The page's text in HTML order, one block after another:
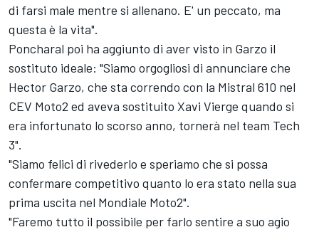
di farsi male mentre si allenano. E' un peccato, ma
questa è la vita".
Poncharal poi ha aggiunto di aver visto in Garzo il
sostituto ideale: "Siamo orgogliosi di annunciare che
Hector Garzo, che sta correndo con la Mistral 610 nel
CEV Moto2 ed aveva sostituito Xavi Vierge quando si
era infortunato lo scorso anno, tornerà nel team Tech
3".
"Siamo felici di rivederlo e speriamo che si possa
confermare competitivo quanto lo era stato nella sua
prima uscita nel Mondiale Moto2".
"Faremo tutto il possibile per farlo sentire a suo agio